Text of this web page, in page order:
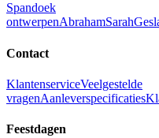
Spandoek
ontwerpenAbrahamSarah
Contact
KlantenserviceVeelgestelde
vragenAanleverspecificaties
Feestdagen